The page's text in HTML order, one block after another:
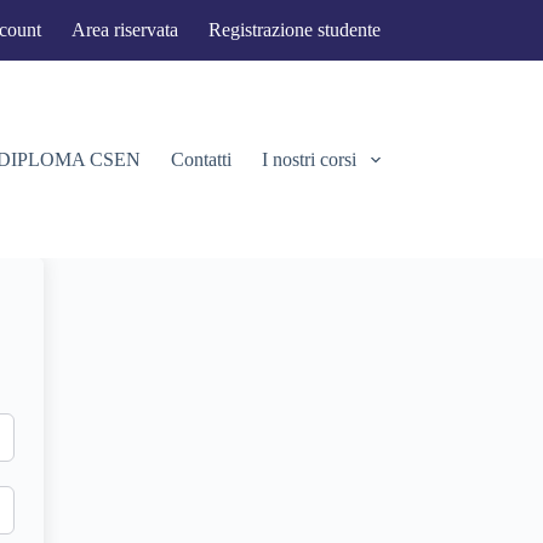
Area riservata Registrazione studente
CSEN Contatti I nostri corsi